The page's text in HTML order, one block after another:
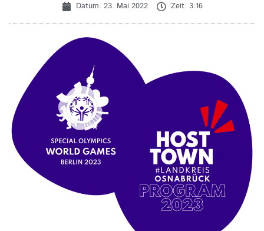
Datum: 23. Mai 2022 Zeit: 3:16